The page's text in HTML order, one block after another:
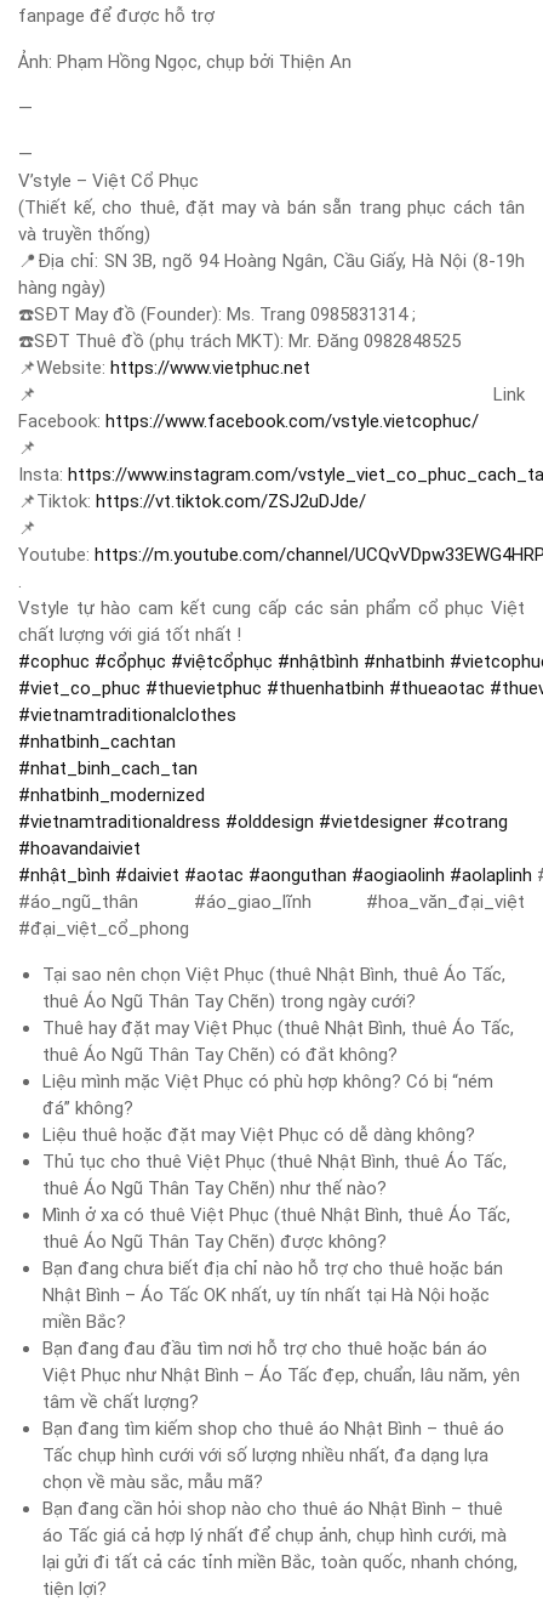
fanpage để được hỗ trợ
Ảnh: Phạm Hồng Ngọc, chụp bởi Thiện An
—
—
V’style – Việt Cổ Phục
(Thiết kế, cho thuê, đặt may và bán sẵn trang phục cách tân
và truyền thống)
📍 Địa chỉ: SN 3B, ngõ 94 Hoàng Ngân, Cầu Giấy, Hà Nội (8-19h
hàng ngày)
☎️SĐT May đồ (Founder): Ms. Trang 0985831314 ;
☎️SĐT Thuê đồ (phụ trách MKT): Mr. Đăng 0982848525
📌Website: https://www.vietphuc.net
📌 Link
Facebook: https://www.facebook.com/vstyle.vietcophuc/
📌
Insta: https://www.instagram.com/
📌Tiktok: https://vt.tiktok.com/ZSJ2uDJde/
📌
Youtube: https://m.youtube.com/channel/
.
Vstyle tự hào cam kết cung cấp các sản phẩm cổ phục Việt
chất lượng với giá tốt nhất !
#cophuc #cổphục #việtcổphục #nhậtbình #nhatbinh #
#viet_co_phuc #thuevietphuc #thuenhatbinh #thueaotac #
#vietnamtraditionalclothes
#nhatbinh_cachtan
#nhat_binh_cach_tan
#nhatbinh_modernized
#vietnamtraditionaldress #olddesign #vietdesigner #cotrang
#hoavandaiviet
#nhật_bình #daiviet #aotac #aonguthan #aogiaolinh #aolaplinh
#áo_ngũ_thân #áo_giao_lĩnh #hoa_văn_đại_việt
#đại_việt_cổ_phong
Tại sao nên chọn Việt Phục (thuê Nhật Bình, thuê Áo Tấc,
thuê Áo Ngũ Thân Tay Chẽn) trong ngày cưới?
Thuê hay đặt may Việt Phục (thuê Nhật Bình, thuê Áo Tấc,
thuê Áo Ngũ Thân Tay Chẽn) có đắt không?
Liệu mình mặc Việt Phục có phù hợp không? Có bị “ném
đá” không?
Liệu thuê hoặc đặt may Việt Phục có dễ dàng không?
Thủ tục cho thuê Việt Phục (thuê Nhật Bình, thuê Áo Tấc,
thuê Áo Ngũ Thân Tay Chẽn) như thế nào?
Mình ở xa có thuê Việt Phục (thuê Nhật Bình, thuê Áo Tấc,
thuê Áo Ngũ Thân Tay Chẽn) được không?
Bạn đang chưa biết địa chỉ nào hỗ trợ cho thuê hoặc bán
Nhật Bình – Áo Tấc OK nhất, uy tín nhất tại Hà Nội hoặc
miền Bắc?
Bạn đang đau đầu tìm nơi hỗ trợ cho thuê hoặc bán áo
Việt Phục như Nhật Bình – Áo Tấc đẹp, chuẩn, lâu năm, yên
tâm về chất lượng?
Bạn đang tìm kiếm shop cho thuê áo Nhật Bình – thuê áo
Tấc chụp hình cưới với số lượng nhiều nhất, đa dạng lựa
chọn về màu sắc, mẫu mã?
Bạn đang cần hỏi shop nào cho thuê áo Nhật Bình – thuê
áo Tấc giá cả hợp lý nhất để chụp ảnh, chụp hình cưới, mà
lại gửi đi tất cả các tỉnh miền Bắc, toàn quốc, nhanh chóng,
tiện lợi?